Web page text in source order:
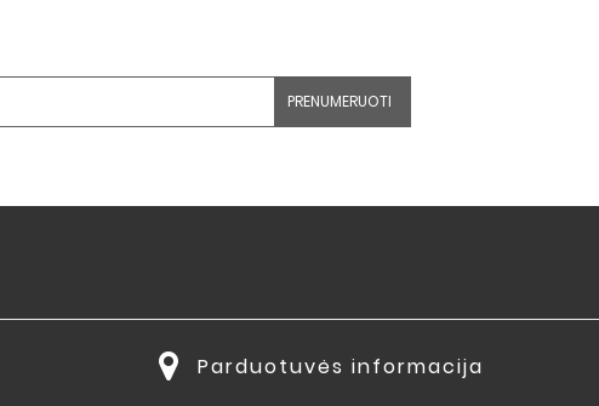
Parduotuvės informacija